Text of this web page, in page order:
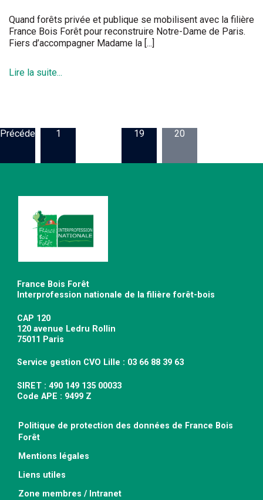
Quand forêts privée et publique se mobilisent avec la filière
France Bois Forêt pour reconstruire Notre-Dame de Paris.
Fiers d’accompagner Madame la [...]
Lire la suite...
Précédent 1 19 20
France Bois Forêt
Interprofession nationale de la filière forêt-bois
CAP 120
120 avenue Ledru Rollin
75011 Paris
Service gestion CVO Lille : 03 66 88 39 63
SIRET : 490 149 135 00033
Code APE : 9499 Z
Politique de protection des données de France Bois
Forêt
Mentions légales
Liens utiles
Zone membres / Intranet